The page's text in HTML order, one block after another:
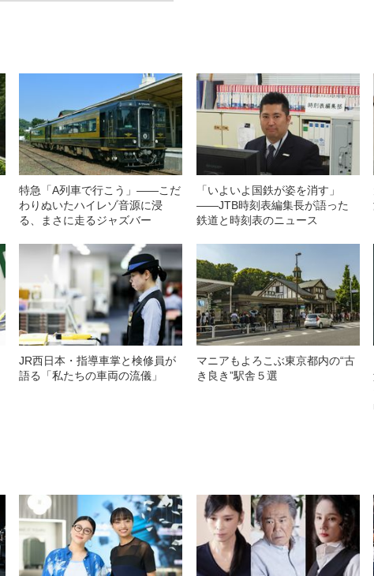
特急「A列車で行こう」――こだ
わりぬいたハイレゾ音源に浸
る、まさに走るジャズバー
「いよいよ国鉄が姿を消す」
――JTB時刻表編集長が語った
鉄道と時刻表のニュース
JR西日本・指導車掌と検修員が
語る「私たちの車両の流儀」
マニアもよろこぶ東京都内の“古
き良き”駅舎５選